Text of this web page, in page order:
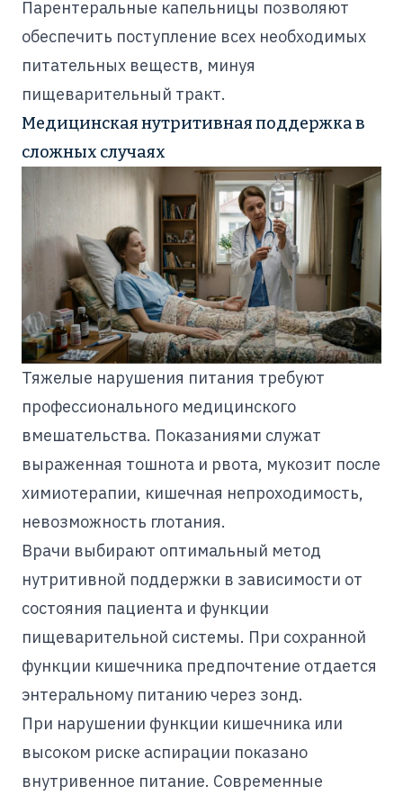
Парентеральные капельницы позволяют
обеспечить поступление всех необходимых
питательных веществ, минуя
пищеварительный тракт.
Медицинская нутритивная поддержка в
сложных случаях
Тяжелые нарушения питания требуют
профессионального медицинского
вмешательства. Показаниями служат
выраженная тошнота и рвота, мукозит после
химиотерапии, кишечная непроходимость,
невозможность глотания.
Врачи выбирают оптимальный метод
нутритивной поддержки в зависимости от
состояния пациента и функции
пищеварительной системы. При сохранной
функции кишечника предпочтение отдается
энтеральному питанию через зонд.
При нарушении функции кишечника или
высоком риске аспирации показано
внутривенное питание. Современные